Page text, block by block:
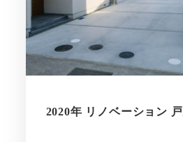
2020年 リノベーション